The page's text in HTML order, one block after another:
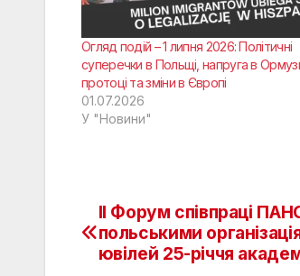
Огляд подій – 1 липня 2026: Політичні
суперечки в Польщі, напруга в
протоці та зміни в Європі
01.07.2026
У "Новини"
Навігація
записів
II Форум співпраці
польськими
ювілей 25-річчя